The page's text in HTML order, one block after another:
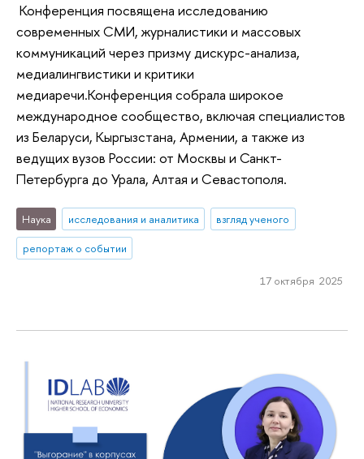
Конференция посвящена исследованию
современных СМИ, журналистики и массовых
коммуникаций через призму дискурс-анализа,
медиалингвистики и критики
медиаречи.Конференция собрала широкое
международное сообщество, включая специалистов
из Беларуси, Кыргызстана, Армении, а также из
ведущих вузов России: от Москвы и Санкт-
Петербурга до Урала, Алтая и Севастополя.
Наука исследования и аналитика
взгляд ученого
репортаж о событии
17 октября 2025